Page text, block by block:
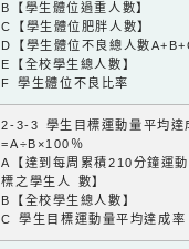
B【學生體位過重人數】
C【學生體位肥胖人數】
D【學生體位不良總人數
E【全校學生總人數】
F 學生體位不良比率
2-3-3 學生目標運動量平均達
=A÷B×100％
A【達到每周累積210分鐘運
標之學生人 數】
B【全校學生總人數】
C 學生目標運動量平均達成率